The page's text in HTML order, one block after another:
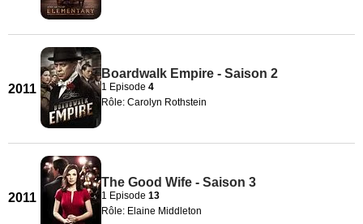
2011
Boardwalk Empire - Saison 2
1 Episode 4
Rôle: Carolyn Rothstein
2011
The Good Wife - Saison 3
1 Episode 13
Rôle: Elaine Middleton